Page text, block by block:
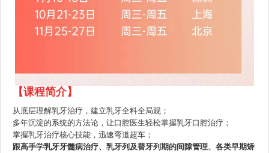
【课程简介】
从底层理解乳牙治疗，建立乳牙全科全局观；
多年沉淀的系统的方法论，让口腔医生轻松掌握乳牙口腔治疗；
掌握乳牙治疗核心技能，迅速弯道超车；
跟高手学乳牙牙髓病治疗、乳牙列及替牙列期的间隙管理、各类早期矫